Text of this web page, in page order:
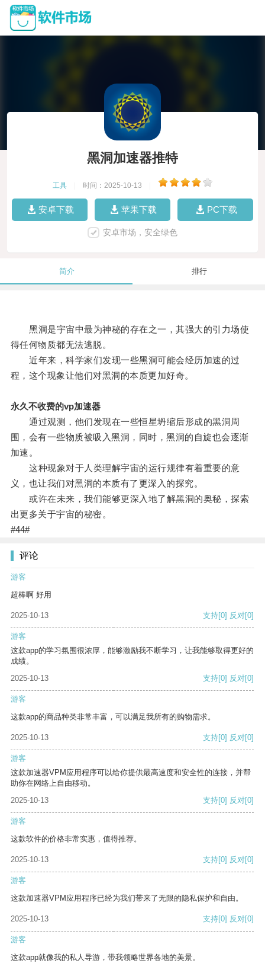
黑洞加速器推特
工具 时间：2025-10-13
安卓下载 苹果下载 PC下载
安卓市场，安全绿色
简介 排行
黑洞是宇宙中最为神秘的存在之一，其强大的引力场使
得任何物质都无法逃脱。
近年来，科学家们发现一些黑洞可能会经历加速的过
程，这个现象让他们对黑洞的本质更加好奇。
永久不收费的vp加速器
通过观测，他们发现在一些恒星坍缩后形成的黑洞周
围，会有一些物质被吸入黑洞，同时，黑洞的自旋也会逐渐
加速。
这种现象对于人类理解宇宙的运行规律有着重要的意
义，也让我们对黑洞的本质有了更深入的探究。
或许在未来，我们能够更深入地了解黑洞的奥秘，探索
出更多关于宇宙的秘密。
#44#
评论
游客
超棒啊 好用
2025-10-13 支持[0] 反对[0]
游客
这款app的学习氛围很浓厚，能够激励我不断学习，让我能够取得更好的
成绩。
2025-10-13
支持[0] 反对[0]
游客
这款app的商品种类非常丰富，可以满足我所有的购物需求。
2025-10-13 支持[0] 反对[0]
游客
这款加速器VPM应用程序可以给你提供最高速度和安全性的连接，并帮
助你在网络上自由移动。
2025-10-13
支持[0] 反对[0]
游客
这款软件的价格非常实惠，值得推荐。
2025-10-13 支持[0] 反对[0]
游客
这款加速器VPM应用程序已经为我们带来了无限的隐私保护和自由。
2025-10-13 支持[0] 反对[0]
游客
这款app就像我的私人导游，带我领略世界各地的美景。